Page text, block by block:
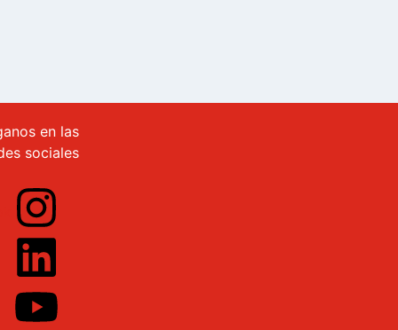
en las
sociales